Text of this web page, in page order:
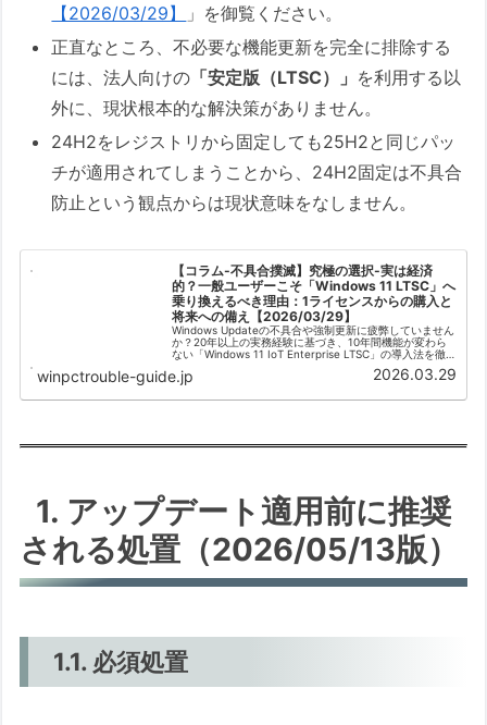
【2026/03/29】
」を御覧ください。
正直なところ、不必要な機能更新を完全に排除する
には、法人向けの 「安定版（LTSC）」 を利用する以
外に、現状根本的な解決策がありません。
24H2をレジストリから固定しても25H2と同じパッ
チが適用されてしまうことから、24H2固定は不具合
防止という観点からは現状意味をなしません。
【コラム-不具合撲滅】究極の選択-実は経済
的？一般ユーザーこそ「Windows 11 LTSC」へ
乗り換えるべき理由：1ライセンスからの購入と
将来への備え【2026/03/29】
Windows Updateの不具合や強制更新に疲弊していません
か？20年以上の実務経験に基づき、10年間機能が変わら
ない「Windows 11 IoT Enterprise LTSC」の導入法を徹
底解説。個人での1枚買いから法人稟議のロジック、5年と
10年のサポート期間の罠まで、究極の自衛策を公開。
winpctrouble-guide.jp 2026.03.29
1. アップデート適用前に推奨
される処置（2026/05/13版）
1.1. 必須処置